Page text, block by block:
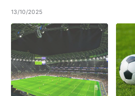
13/10/2025